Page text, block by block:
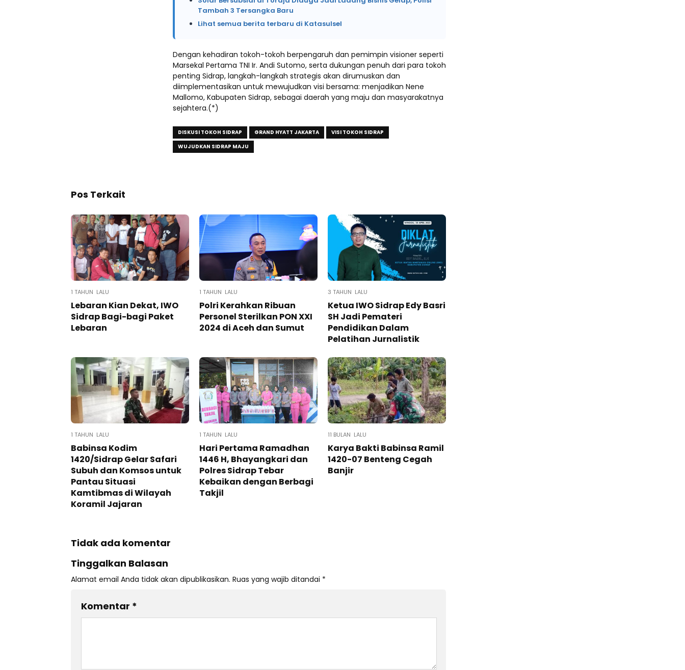
Tambah 3 Tersangka Baru
Lihat semua berita terbaru di Katasulsel
Dengan kehadiran tokoh-tokoh berpengaruh dan pemimpin visioner seperti
Marsekal Pertama TNI Ir. Andi Sutomo, serta dukungan penuh dari para tokoh
penting Sidrap, langkah-langkah strategis akan dirumuskan dan
diimplementasikan untuk mewujudkan visi bersama: menjadikan Nene
Mallomo, Kabupaten Sidrap, sebagai daerah yang maju dan masyarakatnya
sejahtera.(*)
DISKUSI TOKOH SIDRAP GRAND HYATT JAKARTA
VISI TOKOH SIDRAP
WUJUDKAN SIDRAP MAJU
Pos Terkait
1 TAHUN LALU
Lebaran Kian Dekat, IWO
Sidrap Bagi-bagi Paket
Lebaran
1 TAHUN LALU
Polri Kerahkan Ribuan
Personel Sterilkan PON XXI
2024 di Aceh dan Sumut
3 TAHUN LALU
Ketua IWO Sidrap Edy Basri
SH Jadi Pemateri
Pendidikan Dalam
Pelatihan Jurnalistik
1 TAHUN LALU
Babinsa Kodim
1420/Sidrap Gelar Safari
Subuh dan Komsos untuk
Pantau Situasi
Kamtibmas di Wilayah
Koramil Jajaran
1 TAHUN LALU
Hari Pertama Ramadhan
1446 H, Bhayangkari dan
Polres Sidrap Tebar
Kebaikan dengan Berbagi
Takjil
11 BULAN LALU
Karya Bakti Babinsa Ramil
1420-07 Benteng Cegah
Banjir
Tidak ada komentar
Tinggalkan Balasan
Alamat email Anda tidak akan dipublikasikan. Ruas yang wajib ditandai *
Komentar *